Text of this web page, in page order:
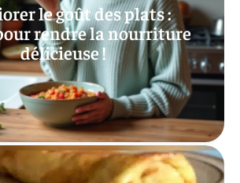
le goût des plats :
rendre la nourriture
délicieuse !